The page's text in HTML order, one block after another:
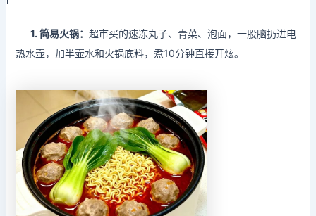
1. 简易火锅：超市买的速冻丸子、青菜、泡面，一股脑扔进电
热水壶，加半壶水和火锅底料，煮10分钟直接开炫。